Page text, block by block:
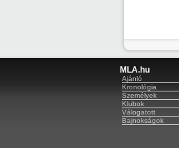
MLA.hu
Ajánló
Kronológia
Személyek
Klubok
Válogatott
Bajnokságok